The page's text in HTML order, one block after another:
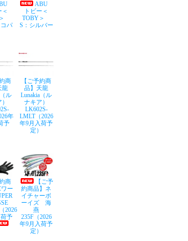
＜
パ
ABU
トビー＜
TOBY＞
S：シルバー
商
龍
ル
年
予
【ご予約商
品】天龍
Lunakia（ル
ナキア）
LK602S-
LMLT（2026
年9月入荷予
定）
商
ー
2026
予
【ご予
約商品】ネ
イチャーボ
ーイズ 海
燕
235F（2026
年9月入荷予
定）